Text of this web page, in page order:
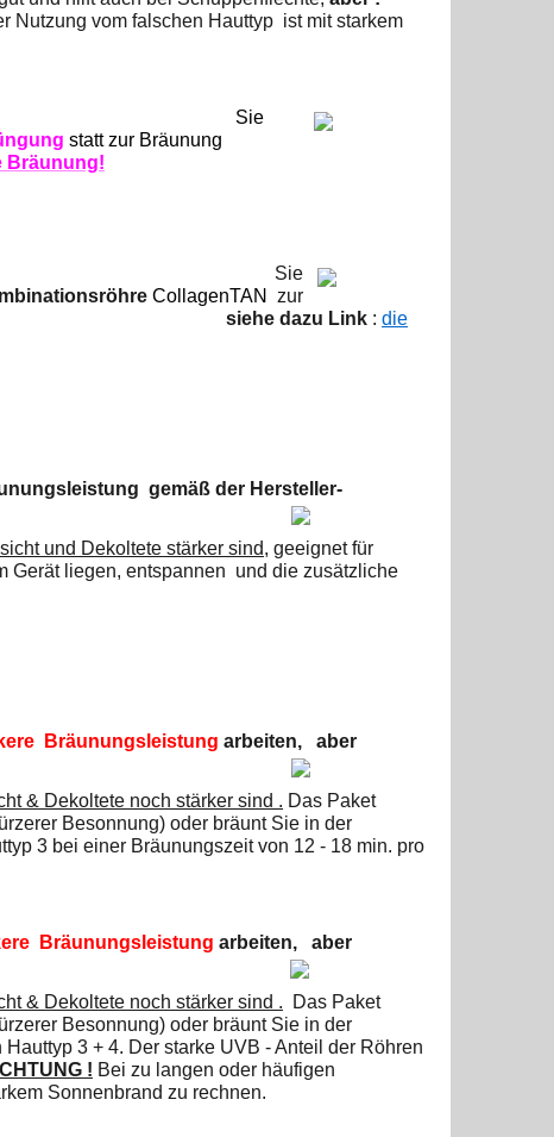
Nutzung vom falschen Hauttyp ist mit starkem
Sie
stattzur Bräunung
Bräunung!
Sie
CollagenTAN
zur
siehe dazu Link : die
gemäß der Hersteller-
und Dekoltete stärker sind, geeignet für
Gerät liegen, entspannen und die zusätzliche
Bräunungsleistung arbeiten, aber
& Dekoltete noch stärker sind . Das Paket
Besonnung) oder bräunt Sie in der
3 bei einer Bräunungszeit von 12 - 18 min. pro
Bräunungsleistung arbeiten, aber
& Dekoltete noch stärker sind . Das Paket
Besonnung) oder bräunt Sie in der
3 + 4. Der starke UVB - Anteil der Röhren
! Bei zu langen oder häufigen
Sonnenbrand zu rechnen.